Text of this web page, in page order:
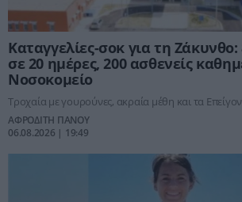
Καταγγελίες-σοκ για τη
σε 20 ημέρες, 200 ασθενείς
Νοσοκομείο
Τροχαία με γουρούνες, ακραία μέθη και τα
ΑΦΡΟΔΙΤΗ ΠΑΝΟΥ
06.08.2026 | 19:49